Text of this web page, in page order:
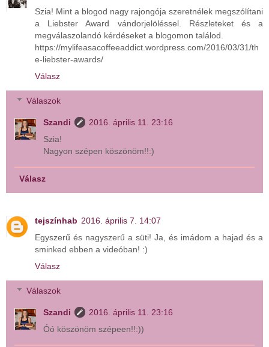
Szia! Mint a blogod nagy rajongója szeretnélek megszólítani
a Liebster Award vándorjelöléssel. Részleteket és a
megválaszolandó kérdéseket a blogomon találod.
https://mylifeasacoffeeaddict.wordpress.com/2016/03/31/th
e-liebster-awards/
Válasz
Válaszok
Szandi
2016. április 11. 23:16
Szia!
Nagyon szépen köszönöm!!:)
Válasz
tejszínhab 2016. április 7. 14:07
Egyszerű és nagyszerű a süti! Ja, és imádom a hajad és a
sminked ebben a videóban! :)
Válasz
Válaszok
Szandi
2016. április 11. 23:16
Óó köszönöm szépeen!!:))